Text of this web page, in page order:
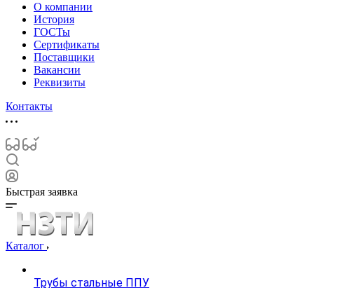
О компании
История
ГОСТы
Сертификаты
Поставщики
Вакансии
Реквизиты
Контакты
Быстрая заявка
Каталог
Трубы стальные ППУ